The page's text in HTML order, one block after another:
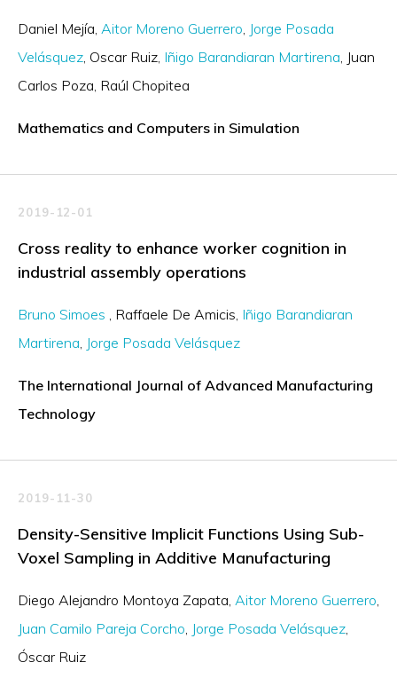
Daniel Mejía Aitor Moreno Guerrero Jorge Posada
Velásquez Oscar Ruiz Iñigo Barandiaran Martirena Juan
Carlos Poza Raúl Chopitea
Mathematics and Computers in Simulation
2019-12-01
Cross reality to enhance worker cognition in
industrial assembly operations
Bruno Simoes Raffaele De Amicis Iñigo Barandiaran
Martirena Jorge Posada Velásquez
The International Journal of Advanced Manufacturing
Technology
2019-11-30
Density-Sensitive Implicit Functions Using Sub-
Voxel Sampling in Additive Manufacturing
Diego Alejandro Montoya Zapata Aitor Moreno Guerrero
Juan Camilo Pareja Corcho Jorge Posada Velásquez
Óscar Ruiz